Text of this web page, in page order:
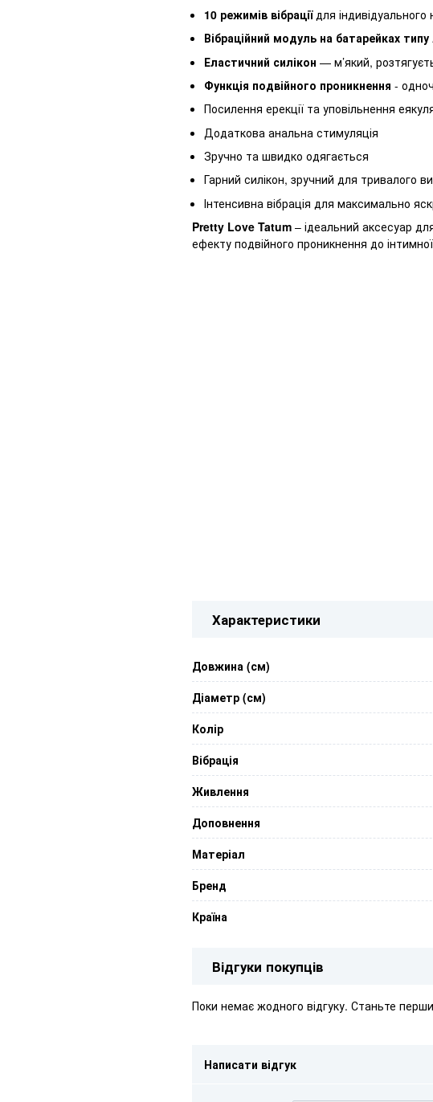
10 режимів вібраціїдля індивідуального
Вібраційний модуль на батарейках
Еластичний силікон — м’який,
Функція подвійного проникнення -
Посилення ерекції та уповільнення
Додаткова анальна стимуляція
Зручно та швидко одягається
Гарний силікон, зручний для тривалого
Інтенсивна вібрація для максимально
Pretty Love Tatum – ідеальний аксесуар
ефекту подвійного проникнення до
Характеристики
Довжина (см)
Діаметр (см)
Колір
Вібрація
Живлення
Доповнення
Матеріал
Бренд
Країна
Відгуки покупців
Поки немає жодного відгуку. Станьте
Написати відгук